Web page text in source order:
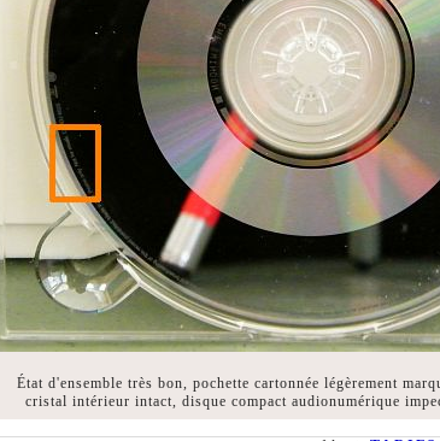
État d'ensemble très bon, pochette cartonnée légèrement
cristal intérieur intact, disque compact audionumérique